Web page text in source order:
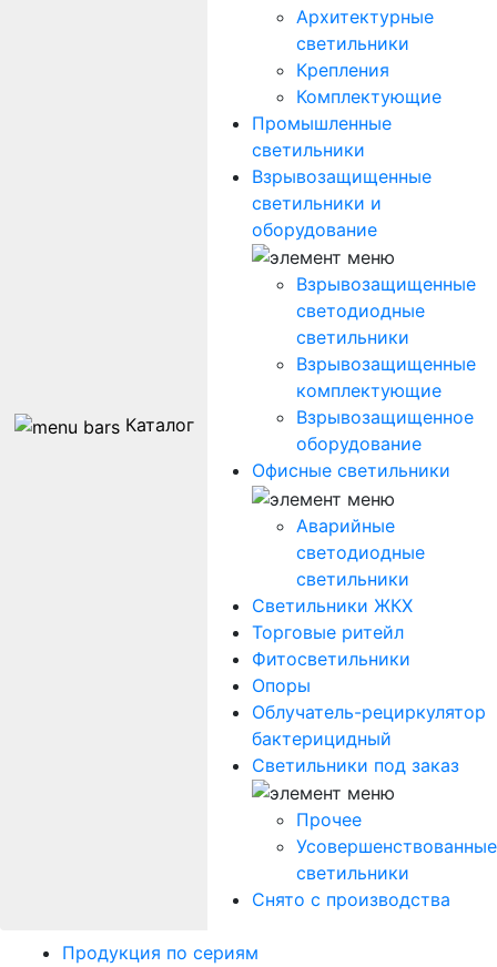
Каталог
Архитектурные
светильники
Крепления
Комплектующие
Промышленные
светильники
Взрывозащищенные
светильники и
оборудование
Взрывозащищенные
светодиодные
светильники
Взрывозащищенные
комплектующие
Взрывозащищенное
оборудование
Офисные светильники
Аварийные
светодиодные
светильники
Светильники ЖКХ
Торговые ритейл
Фитосветильники
Опоры
Облучатель-рециркулятор
бактерицидный
Светильники под заказ
Прочее
Усовершенствованные
светильники
Снято с производства
Продукция по сериям